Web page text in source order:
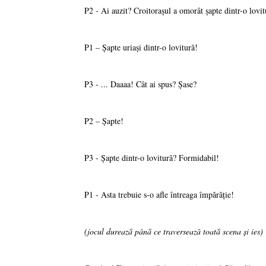
P2 - Ai auzit? Croitoraşul a omorât şapte dintr-o
P1 – Şapte uriaşi dintr-o lovitură!
P3 - ... Daaaa! Cât ai spus? Şase?
P2 – Şapte!
P3 - Şapte dintr-o lovitură? Formidabil!
P1 - Asta trebuie s-o afle întreaga împărăţie!
(jocul durează până ce traverseazâ toată scena şi ies)